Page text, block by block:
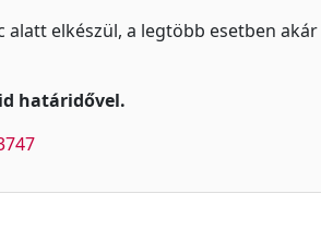
alatt elkészül, a legtöbb esetben akár
határidővel.